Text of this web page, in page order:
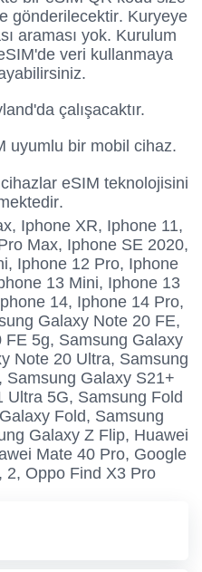
gönderilecektir. Kuryeye
araması yok. Kurulum
veri kullanmaya
çalışacaktır.
uyumlu bir mobil cihaz.
eSIM teknolojisini
Iphone XR, Iphone 11,
Max, Iphone SE 2020,
Iphone 12 Pro, Iphone
13 Mini, Iphone 13
14, Iphone 14 Pro,
Galaxy Note 20 FE,
5g, Samsung Galaxy
Note 20 Ultra, Samsung
Samsung Galaxy S21+
Ultra 5G, Samsung Fold
Fold, Samsung
Galaxy Z Flip, Huawei
Mate 40 Pro, Google
2, Oppo Find X3 Pro